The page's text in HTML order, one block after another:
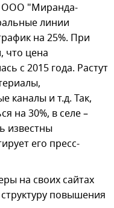
ООО "Миранда-
линии
на 25%. При
что цена
с 2015 года. Растут
каналы и т.д. Так,
на 30%, в селе –
известны
его пресс-
на своих сайтах
повышения